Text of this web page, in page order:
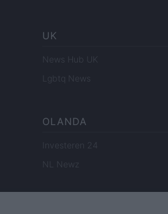
UK
News Hub UK
Lgbtq News
OLANDA
Investeren 24
NL Newz